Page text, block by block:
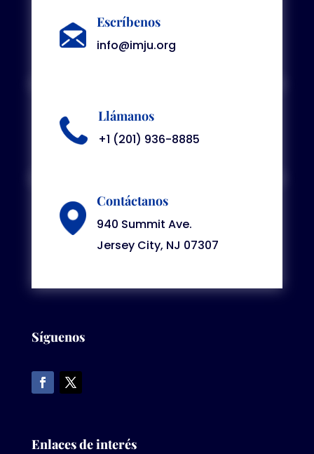
Escríbenos
info@imju.org
Llámanos
+1 (201) 936-8885
Contáctanos
940 Summit Ave.
Jersey City, NJ 07307
Síguenos
Enlaces de interés